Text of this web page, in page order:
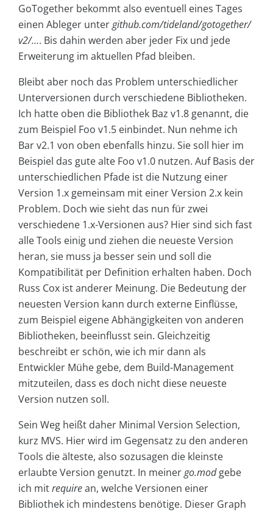
GoTogether bekommt also eventuell eines Tages
einen Ableger untergithub.com/tideland/gotogether/
v2/…. Bis dahin werden aber jeder Fix und jede
Erweiterung im aktuellen Pfad bleiben.
Bleibt aber noch das Problem unterschiedlicher
Unterversionen durch verschiedene Bibliotheken.
Ich hatte oben die Bibliothek Baz v1.8 genannt, die
zum Beispiel Foo v1.5 einbindet. Nun nehme ich
Bar v2.1 von oben ebenfalls hinzu. Sie soll hier im
Beispiel das gute alte Foo v1.0 nutzen. Auf Basis der
unterschiedlichen Pfade ist die Nutzung einer
Version 1.x gemeinsam mit einer Version 2.x kein
Problem. Doch wie sieht das nun für zwei
verschiedene 1.x-Versionen aus? Hier sind sich fast
alle Tools einig und ziehen die neueste Version
heran, sie muss ja besser sein und soll die
Kompatibilität per Definition erhalten haben. Doch
Russ Cox ist anderer Meinung. Die Bedeutung der
neuesten Version kann durch externe Einflüsse,
zum Beispiel eigene Abhängigkeiten von anderen
Bibliotheken, beeinflusst sein. Gleichzeitig
beschreibt er schön, wie ich mir dann als
Entwickler Mühe gebe, dem Build-Management
mitzuteilen, dass es doch nicht diese neueste
Version nutzen soll.
Sein Weg heißt daher Minimal Version Selection,
kurz MVS. Hier wird im Gegensatz zu den anderen
Tools die älteste, also sozusagen die kleinste
erlaubte Version genutzt. In meinergo.modgebe
ich mitrequirean, welche Versionen einer
Bibliothek ich mindestens benötige. Dieser Graph